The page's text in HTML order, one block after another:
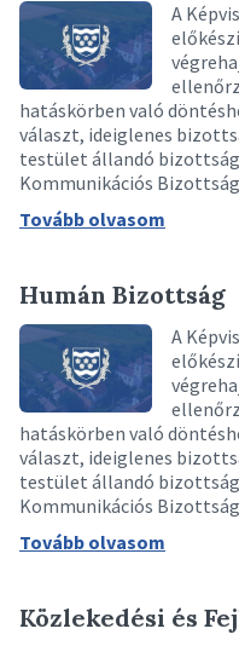
A
hatáskörben való
választ, ideiglenes
testület állandó
Kommunikációs
Tovább olvasom
Humán Bizottság
A
hatáskörben való
választ, ideiglenes
testület állandó
Kommunikációs
Tovább olvasom
Közlekedési és